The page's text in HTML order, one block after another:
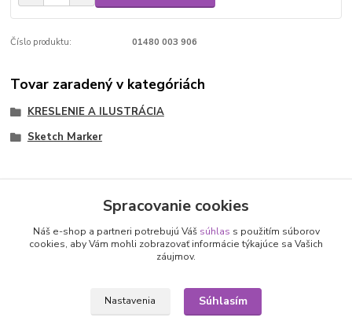
Číslo produktu: 01480 003 906
Tovar zaradený v kategóriách
KRESLENIE A ILUSTRÁCIA
Sketch Marker
Nepremeškajte novinky, akcie a
zľavy!
Prihlásiť sa
Spracovanie cookies
Náš e-shop a partneri potrebujú Váš súhlas s použitím súborov
cookies, aby Vám mohli zobrazovať informácie týkajúce sa Vašich
záujmov.
Nastavenia Súhlasím